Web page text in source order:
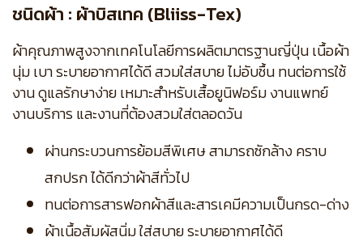
ชนิดผ้า : ผ้าบิสเทค (Bliiss-Tex)
ผ้าคุณภาพสูงจากเทคโนโลยีการผลิตมาตรฐานญี่ปุ่น เนื้อผ้า
นุ่ม เบา ระบายอากาศได้ดี สวมใส่สบาย ไม่อับชื้น ทนต่อการใช้
งาน ดูแลรักษาง่าย เหมาะสำหรับเสื้อยูนิฟอร์ม งานแพทย์
งานบริการ และงานที่ต้องสวมใส่ตลอดวัน
ผ่านกระบวนการย้อมสีพิเศษ สามารถซักล้าง คราบ
สกปรก ได้ดีกว่าผ้าสีทั่วไป
ทนต่อการสารฟอกผ้าสีและสารเคมีความเป็นกรด-ด่าง
ผ้าเนื้อสัมผัสนิ่ม ใส่สบาย ระบายอากาศได้ดี